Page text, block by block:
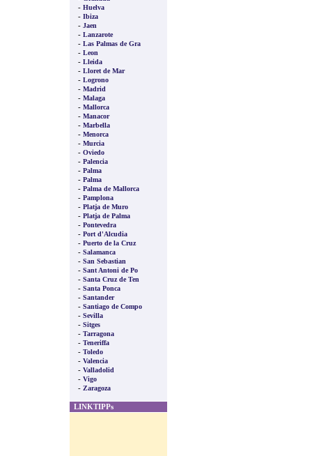
- Huelva
- Ibiza
- Jaen
- Lanzarote
- Las Palmas de Gra
- Leon
- Lleida
- Lloret de Mar
- Logrono
- Madrid
- Malaga
- Mallorca
- Manacor
- Marbella
- Menorca
- Murcia
- Oviedo
- Palencia
- Palma
- Palma
- Palma de Mallorca
- Pamplona
- Platja de Muro
- Platja de Palma
- Pontevedra
- Port d'Alcudia
- Puerto de la Cruz
- Salamanca
- San Sebastian
- Sant Antoni de Po
- Santa Cruz de Ten
- Santa Ponca
- Santander
- Santiago de Compo
- Sevilla
- Sitges
- Tarragona
- Teneriffa
- Toledo
- Valencia
- Valladolid
- Vigo
- Zaragoza
LINKTIPPs